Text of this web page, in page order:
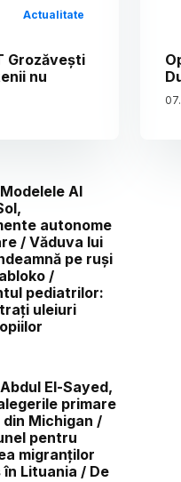
Actualitate
Grozăvești
nu
07.
Modelele AI
autonome
/ Văduva lui
pe ruși
/
pediatrilor:
uleiuri
Abdul El-Sayed,
primare
Michigan /
pentru
migranților
în Lituania / De